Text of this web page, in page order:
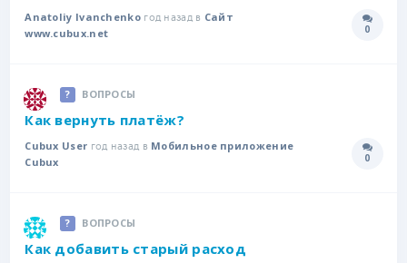
Anatoliy Ivanchenkoгод назад в Сайт
www.cubux.net
0
ВОПРОСЫ
Как вернуть платёж?
Cubux User год назад в Мобильное приложение
Cubux
0
ВОПРОСЫ
Как добавить старый расход